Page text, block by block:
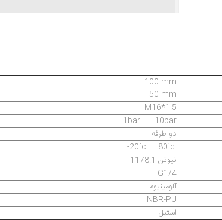
100 mm
50 mm
M16*1.5
1bar........10bar
دو طرفه
-20`c.......80`c
1178.1 نیوتن
G1/4
آلومینیوم
NBR-PU
استیل